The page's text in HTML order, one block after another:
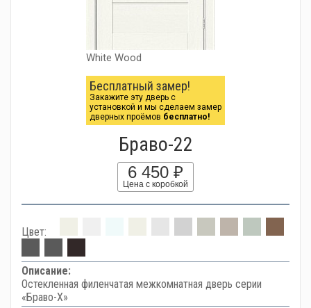
White Wood
Бесплатный замер!
Закажите эту дверь с
установкой и мы сделаем замер
дверных проёмов бесплатно!
Браво-22
6 450 ₽
Цена с коробкой
Цвет:
Описание:
Остекленная филенчатая межкомнатная дверь серии
«Браво-Х»